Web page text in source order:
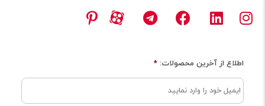
اطلاع از آخرین محصولات: *